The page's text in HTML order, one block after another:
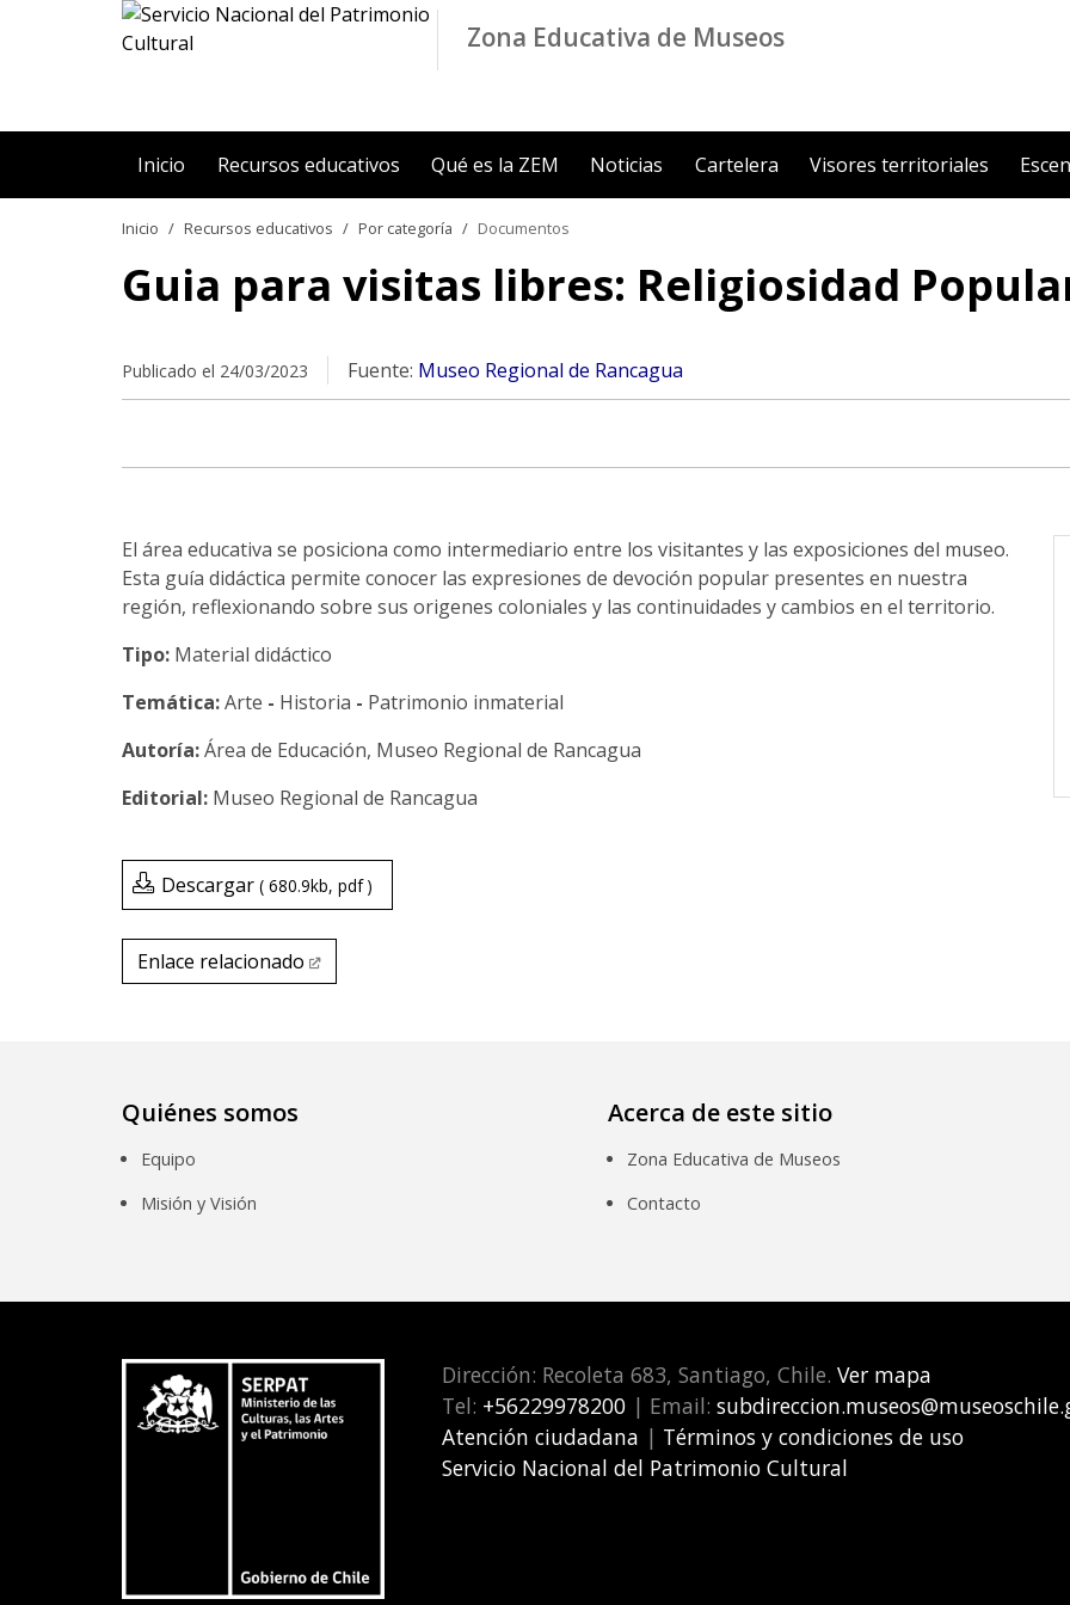
Contenido principal
Zona Educativa de Museos
Inicio Recursos educativos Qué es la ZEM Noticias Cartelera Visores territoriales
Inicio Recursos educativos Por categoría Documentos
Guia para visitas libres: Religiosidad
Publicado el 24/03/2023 Fuente: Museo Regional de Rancagua
El área educativa se posiciona como intermediario entre los visitantes y las exposiciones del museo.
Esta guía didáctica permite conocer las expresiones de devoción popular presentes en nuestra
región, reflexionando sobre sus origenes coloniales y las continuidades y cambios en el territorio.
Tipo: Material didáctico
Temática:Arte - Historia - Patrimonio inmaterial
Área de Educación, Museo Regional de Rancagua
Museo Regional de Rancagua
Descargar 680.9kb pdf
Enlace relacionado Enlace relacionado
Quiénes somos
Equipo
Misión y Visión
Acerca de este sitio
Zona Educativa de Museos
Contacto
Dirección: Recoleta 683, Santiago, Chile. Ver mapa
Tel: +56229978200 | Email:
Atención ciudadana | Términos y condiciones de uso
Servicio Nacional del Patrimonio Cultural